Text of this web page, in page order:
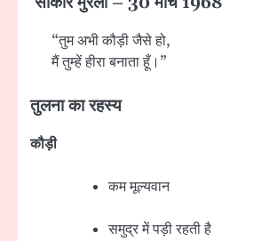
“तुम अभी कौड़ी जैसे हो,
मैं तुम्हें हीरा बनाता हूँ।”
तुलना का रहस्य
कौड़ी
कम मूल्यवान
समुद्र में पड़ी रहती है